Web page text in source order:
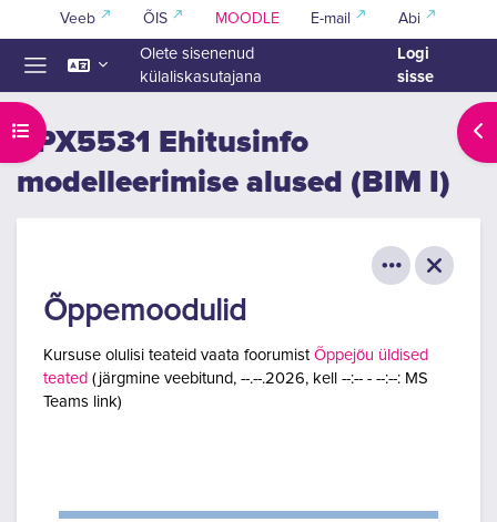
Jäta vahele peasisuni
Veeb ÕIS MOODLE E-mail Abi
Olete sisenenud
külaliskasutajana
Logi
sisse
Ava kursuse sisukord
EPX5531 Ehitusinfo
modelleerimise alused (BIM I)
Õppemoodulid
Kursuse olulisi teateid vaata foorumist Õppejõu üldised
teated ( järgmine veebitund, --.--.2026, kell --:-- - --:--: MS
Teams link)